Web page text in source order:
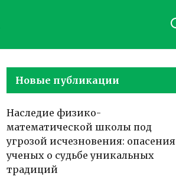
Новые публикации
Наследие физико-
математической школы под
угрозой исчезновения: опасения
ученых о судьбе уникальных
традиций